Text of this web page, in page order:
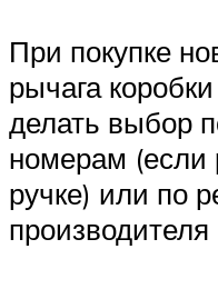
При покупке
рычага
делать выбор
номерам (если
ручке) или по
производителя